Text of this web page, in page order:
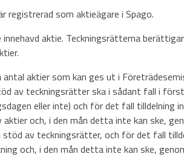
som aktieägare i Spago.
aktie. Teckningsrätterna berättigar
aktier som kan ges ut i
av teckningsrätter ska i sådant fall i
eller inte) och för det fall tilldelning
och, i den mån detta inte kan ske,
stöd av teckningsrätter, och för det fall
och, i den mån detta inte kan ske,